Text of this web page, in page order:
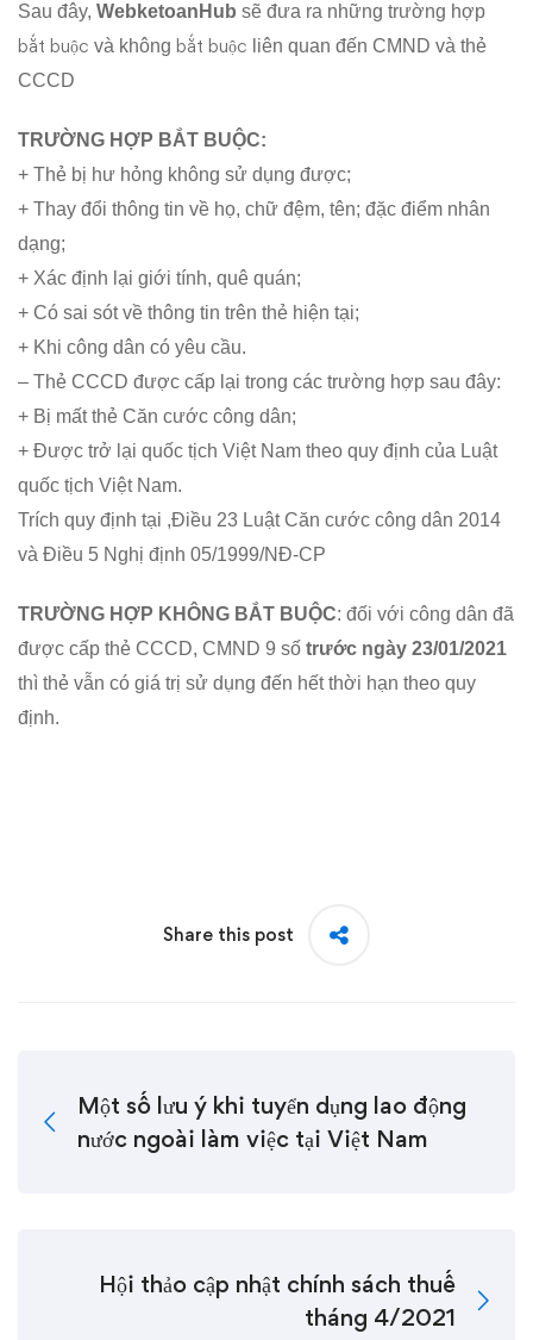
công
dân
có
gắn
chip
từ
năm
2021
Sau đây, WebketoanHub sẽ đưa ra những trường hợp
bắt buộc và không bắt buộc liên quan đến CMND và thẻ
CCCD
TRƯỜNG HỢP BẮT BUỘC:
+ Thẻ bị hư hỏng không sử dụng được;
+ Thay đổi thông tin về họ, chữ đệm, tên; đặc điểm nhân
dạng;
+ Xác định lại giới tính, quê quán;
+ Có sai sót về thông tin trên thẻ hiện tại;
+ Khi công dân có yêu cầu.
– Thẻ CCCD được cấp lại trong các trường hợp sau đây:
+ Bị mất thẻ Căn cước công dân;
+ Được trở lại quốc tịch Việt Nam theo quy định của Luật
quốc tịch Việt Nam.
Trích quy định tại ,Điều 23 Luật Căn cước công dân 2014
và Điều 5 Nghị định 05/1999/NĐ-CP
TRƯỜNG HỢP KHÔNG BẮT BUỘC: đối với công dân đã
được cấp thẻ CCCD, CMND 9 số trước ngày 23/01/2021
thì thẻ vẫn có giá trị sử dụng đến hết thời hạn theo quy
định.
Share this post
Một số lưu ý khi tuyển dụng lao động
nước ngoài làm việc tại Việt Nam
Hội thảo cập nhật chính sách thuế
tháng 4/2021